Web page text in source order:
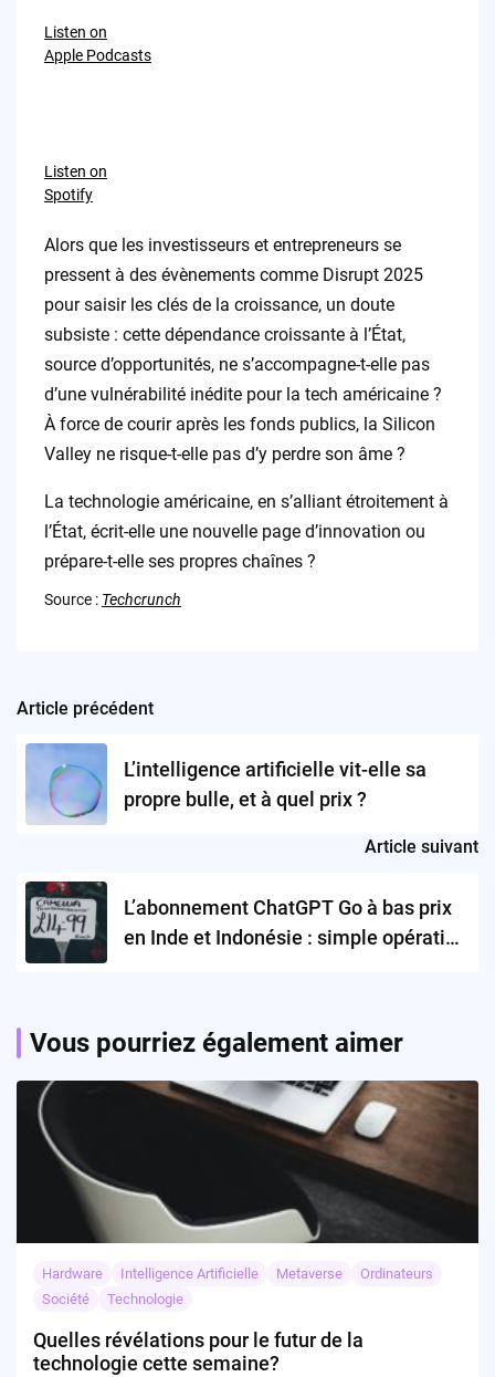
Listen on
Apple Podcasts
Listen on
Spotify
Alors que les investisseurs et entrepreneurs se
pressent à des évènements comme Disrupt 2025
pour saisir les clés de la croissance, un doute
subsiste : cette dépendance croissante à l’État,
source d’opportunités, ne s’accompagne-t-elle pas
d’une vulnérabilité inédite pour la tech américaine ?
À force de courir après les fonds publics, la Silicon
Valley ne risque-t-elle pas d’y perdre son âme ?
La technologie américaine, en s’alliant étroitement à
l’État, écrit-elle une nouvelle page d’innovation ou
prépare-t-elle ses propres chaînes ?
Source : Techcrunch
Post
navigation
Article précédent
L’intelligence artificielle vit-elle sa
propre bulle, et à quel prix ?
Article suivant
L’abonnement ChatGPT Go à bas prix
en Inde et Indonésie : simple opération
Vous pourriez également aimer
Hardware Intelligence Artificielle Metaverse
Ordinateurs
Société
Technologie
Quelles révélations pour le futur de la
technologie cette semaine?